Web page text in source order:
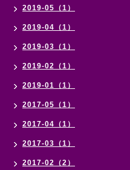
2019-05（1）
2019-04（1）
2019-03（1）
2019-02（1）
2019-01（1）
2017-05（1）
2017-04（1）
2017-03（1）
2017-02（2）